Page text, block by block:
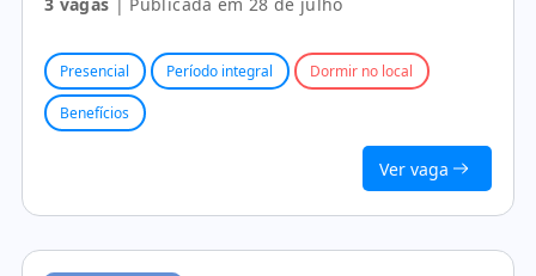
3 vagas | Publicada em 28 de julho
Presencial Período integral Dormir no local
Benefícios
Ver vaga